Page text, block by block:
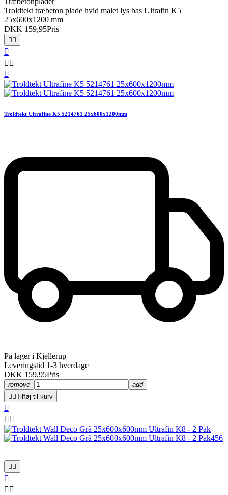
Troldtekt træbeton plade hvid malet lys bas Ultrafin K5
25x600x1200 mm
DKK 159,95Pris
 

 

Troldtekt Ultrafine K5 5214761 25x600x1200mm
På lager i Kjellerup
Leveringstid 1-3 hverdage
DKK 159,95Pris
remove
add
 Tilføj til kurv

 
 

 